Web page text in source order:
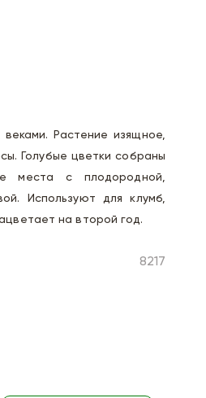
Растение изящное,
Голубые цветки собраны
места с плодородной,
Используют для клумб,
на второй год.
8217